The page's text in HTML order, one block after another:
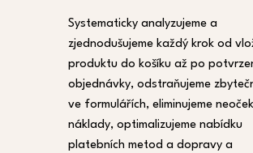
Systematicky analyzujeme a
zjednodušujeme každý krok od
produktu do košíku až po
objednávky, odstraňujeme
ve formulářích, eliminujeme
náklady, optimalizujeme nabídku
platebních metod a dopravy a